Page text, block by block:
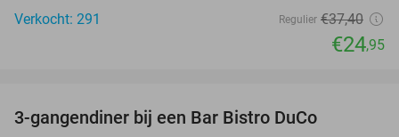
Verkocht: 291
Regulier €37,40
€24,95
3-gangendiner bij een Bar Bistro DuCo